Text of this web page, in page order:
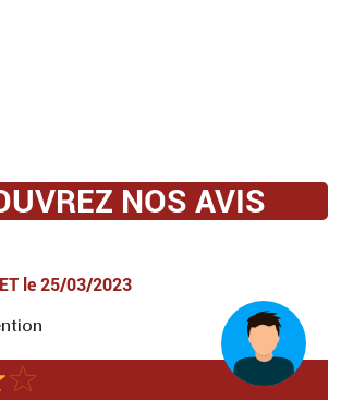
NOS AVIS
le 25/03/2023